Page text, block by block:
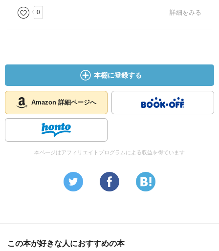
0 詳細をみる
本棚に登録する
Amazon 詳細ページへ
本ページはアフィリエイトプログラムによる収益を得ています
この本が好きな人におすすめの本